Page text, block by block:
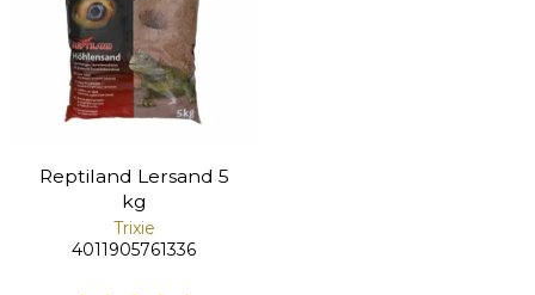
Reptiland Lersand 5
kg
Trixie
4011905761336